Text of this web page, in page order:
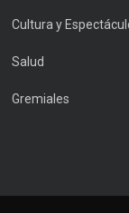
Cultura y
Salud
Gremiales